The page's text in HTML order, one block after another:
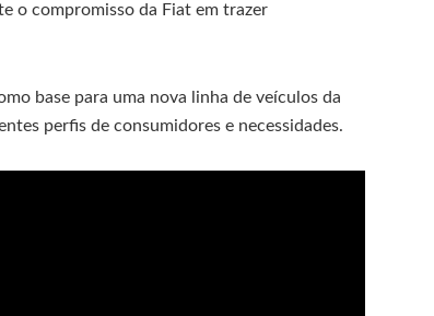
o compromisso da Fiat em trazer
base para uma nova linha de veículos da
perfis de consumidores e necessidades.